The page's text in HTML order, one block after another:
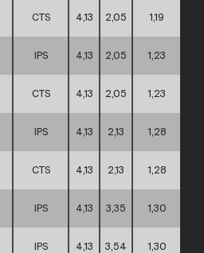
CTS 4,13 2,05 1,19
IPS 4,13 2,05 1,23
CTS 4,13 2,05 1,23
IPS 4,13 2,13 1,28
CTS 4,13 2,13 1,28
IPS 4,13 3,35 1,30
IPS 4,13 3,54 1,30